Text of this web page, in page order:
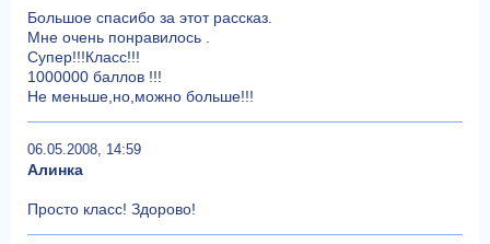
Большое спасибо за этот рассказ.
Мне очень понравилось .
Супер!!!Класс!!!
1000000 баллов !!!
Не меньше,но,можно больше!!!
06.05.2008, 14:59
Алинка
Просто класс! Здорово!